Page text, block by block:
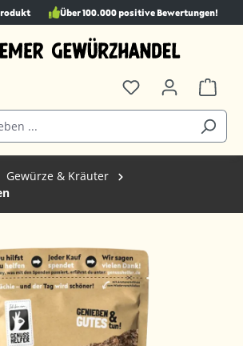
Über 100.000 positive Bewertungen!
Gewürze & Kräuter